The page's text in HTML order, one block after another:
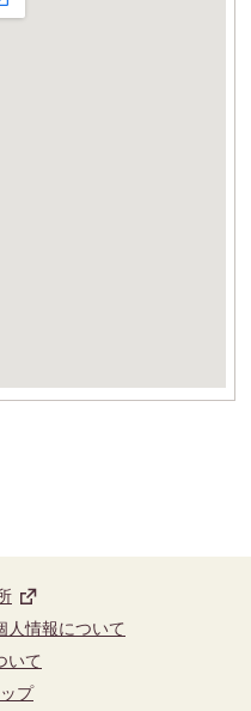
人情報について
いて
プ